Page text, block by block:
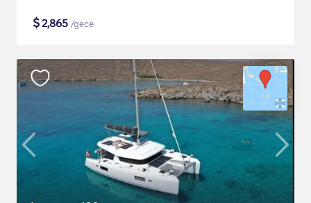
$2,865 /gece